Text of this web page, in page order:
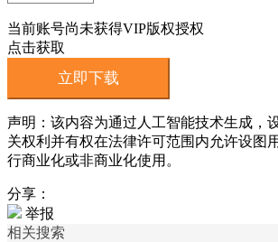
当前账号尚未获得VIP版权授权
点击获取
立即下载
声明：该内容为通过人工智能技术生成，
关权利并有权在法律许可范围内允许设图
行商业化或非商业化使用。
分享：
举报
相关搜索